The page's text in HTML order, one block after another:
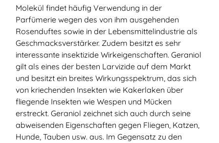
Molekül findet häufig Verwendung in der
Parfümerie wegen des von ihm ausgehenden
Rosenduftes sowie in der Lebensmittelindustrie als
Geschmacksverstärker. Zudem besitzt es sehr
interessante insektizide Wirkeigenschaften. Geraniol
gilt als eines der besten Larvizide auf dem Markt
und besitzt ein breites Wirkungsspektrum, das sich
von kriechenden Insekten wie Kakerlaken über
fliegende Insekten wie Wespen und Mücken
erstreckt. Geraniol zeichnet sich auch durch seine
abweisenden Eigenschaften gegen Fliegen, Katzen,
Hunde, Tauben usw. aus. Im Gegensatz zu den